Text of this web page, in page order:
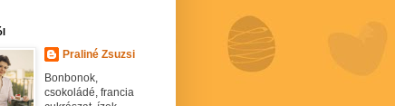
Praliné Zsuzsi
Bonbonok,
csokoládé, francia